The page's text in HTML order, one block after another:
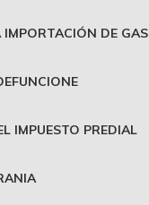
IMPORTACIÓN DE GAS
IMPUESTO PREDIAL